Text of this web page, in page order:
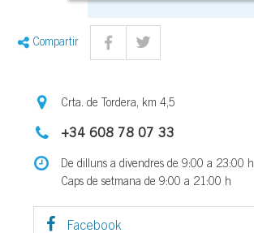
Compartir
Crta. de Tordera, km 4,5
+34 608 78 07 33
De dilluns a divendres de 9:00 a 23:00
Caps de setmana de 9:00 a 21:00 h
Facebook